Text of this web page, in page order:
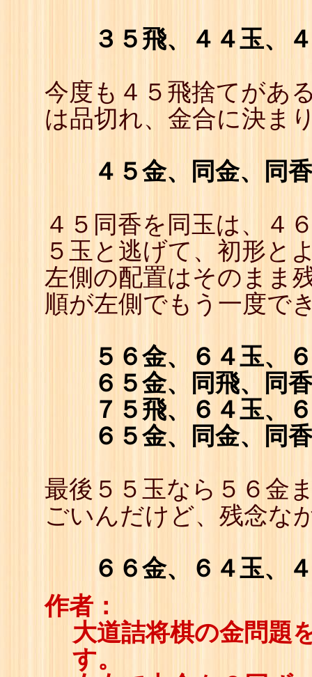
３５飛、４４玉、
今度も４５飛捨てがあ
は品切れ、金合に決ま
４５金、同金、同
４５同香を同玉は、４
５玉と逃げて、初形と
左側の配置はそのまま
順が左側でもう一度で
５６金、６４玉、
６５金、同飛、同
７５飛、６４玉、
６５金、同金、同
最後５５玉なら５６金
ごいんだけど、残念な
６６金、６４玉、
作者：
大道詰将棋の金問題
す。